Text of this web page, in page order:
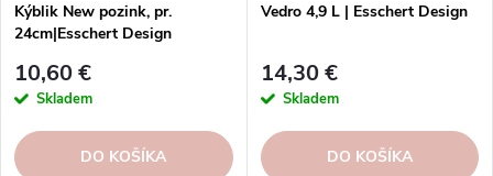
Kýblik New pozink, pr.
24cm|Esschert Design
10,60 €
Skladem
DO KOŠÍKA
Vedro 4,9 L | Esschert Design
14,30 €
Skladem
DO KOŠÍKA